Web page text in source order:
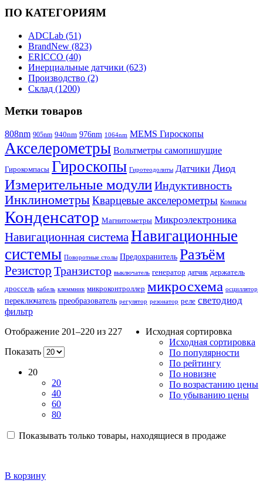
ПО КАТЕГОРИЯМ
ADCLab (51)
BrandNew (823)
ERICCO (40)
Инерциальные датчики (623)
Производство (2)
Склад (1200)
Метки товаров
808nm 905nm 940nm 976nm 1064nm MEMS Гироскопы
Акселерометры Вольтметры самопишущие
Гирокомпасы Гироскопы Гиротеодолиты Датчики Диод
Измерительные модулиИндуктивность
ИнклинометрыКварцевые акселерометры Компасы
Конденсатор Магнитометры Микроэлектроника
Навигационная системаНавигационные
системы Поворотные столы Предохранитель Разъём
Резистор Транзистор выключатель генератор датчик держатель
дроссель кабель клеммник микроконтроллер микросхема осциллятор
переключатель преобразователь регулятор резонатор реле светодиод
фильтр
Отображение 201–220 из 227
Исходная сортировка
Исходная сортировка
По популярности
По рейтингу
По новизне
По возрастанию цены
По убыванию цены
Показать
20
20
40
60
80
Показывать только товары, находящиеся в продаже
В корзину